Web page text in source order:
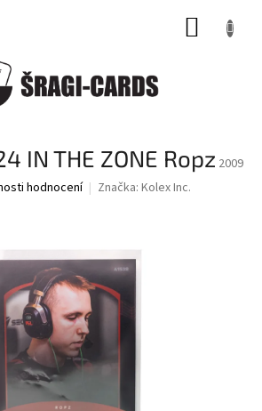
IN THE ZONE Ropz 2009
hodnocení Značka: Kolex Inc.